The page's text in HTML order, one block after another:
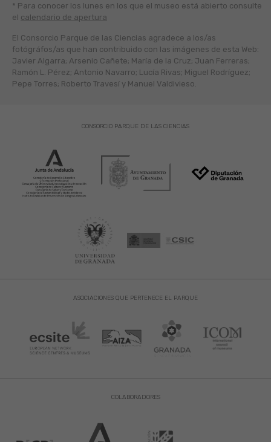
* Para conocer los lunes en los que el museo está abierto consulte
el calendario de apertura
El Consorcio Parque de las Ciencias agradece a los/as
fotógráfos/as que han contribuido con las imágenes de esta Web:
Javier Algarra; Arsenio Cañete; María de la Cruz; Juan Ferreras;
Ramón L. Pérez; Antonio Navarro; Lucía Rivas; Miguel Rodríguez;
Pepe Torres; Roberto Travesí y Manuel Valdivieso.
ASOCIACIONES QUE PERTENECE EL PARQUE
CONSORCIO PARQUE DE LAS CIENCIAS
COLABORADORES